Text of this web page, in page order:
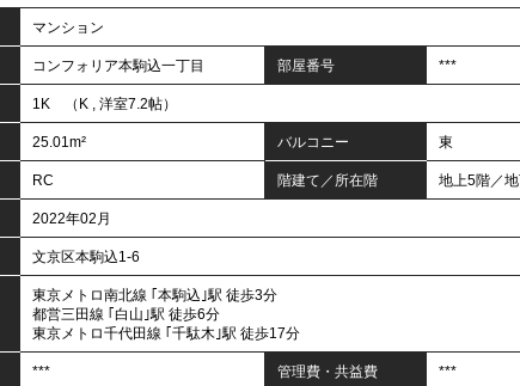
マンション
コンフォリア本駒込一丁目 部屋番号 ***
1K （K , 洋室7.2帖）
25.01m² バルコニー 東
RC 階建て／所在階 地上5階／
2022年02月
文京区本駒込1-6
東京メトロ南北線 ｢本駒込｣駅 徒歩3分
都営三田線 ｢白山｣駅 徒歩6分
東京メトロ千代田線 ｢千駄木｣駅 徒歩17分
*** 管理費・共益費 ***